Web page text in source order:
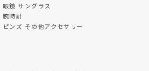
眼鏡 サングラス
腕時計
ピンズ その他アクセサリー